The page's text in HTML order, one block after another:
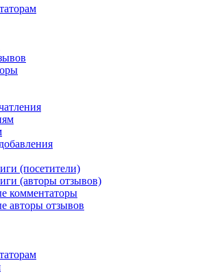
(посетители)
(авторы отзывов)
комментаторы
авторы отзывов